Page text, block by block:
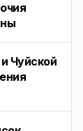
Чуйской